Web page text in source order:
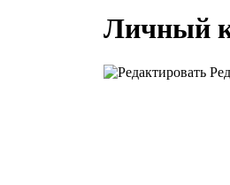
Личный